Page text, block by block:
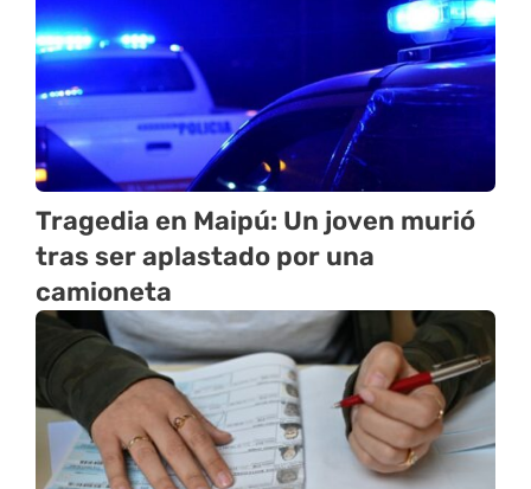
Tragedia en Maipú: Un joven murió
tras ser aplastado por una
camioneta